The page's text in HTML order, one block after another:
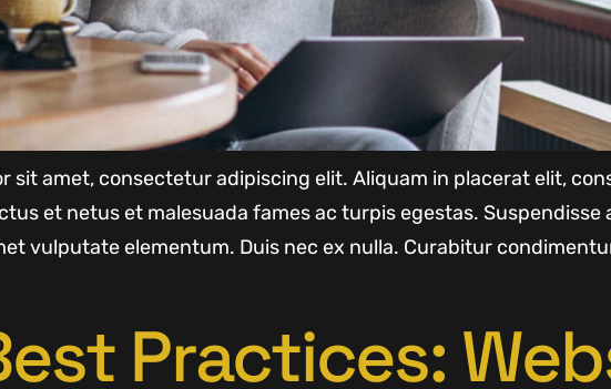
sit amet, consectetur adipiscing elit. Aliquam in placerat elit,
et netus et malesuada fames ac turpis egestas.
vulputate elementum. Duis nec ex nulla. Curabitur
Practices: